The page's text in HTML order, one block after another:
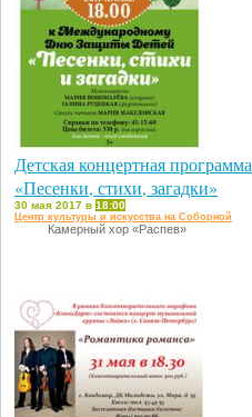
Детская концертная программа
«Песенки, стихи, загадки»
30 мая 2017 в 18:00
Центр культуры и искусства на Соборной
Камерный хор «Распев»